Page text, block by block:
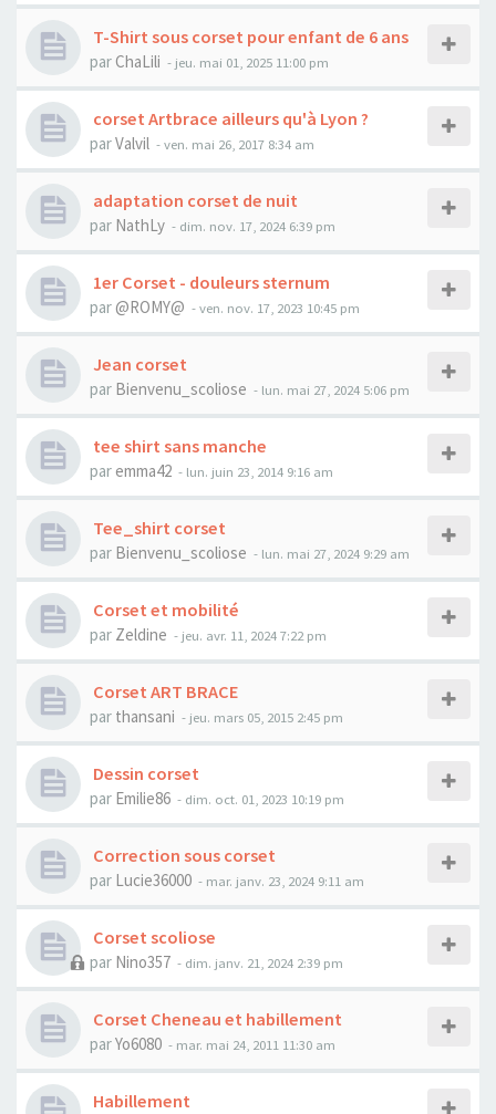
T-Shirt sous corset pour enfant de 6 ans
par ChaLili - jeu. mai 01, 2025 11:00 pm
corset Artbrace ailleurs qu'à Lyon ?
parValvil - ven. mai 26, 2017 8:34 am
adaptation corset de nuit
par NathLy - dim. nov. 17, 2024 6:39 pm
1er Corset - douleurs sternum
par@ROMY@ - ven. nov. 17, 2023 10:45 pm
Jean corset
par Bienvenu_scoliose - lun. mai 27, 2024 5:06 pm
tee shirt sans manche
par emma42 - lun. juin 23, 2014 9:16 am
Tee_shirt corset
par Bienvenu_scoliose - lun. mai 27, 2024 9:29 am
Corset et mobilité
par Zeldine - jeu. avr. 11, 2024 7:22 pm
Corset ART BRACE
par thansani - jeu. mars 05, 2015 2:45 pm
Dessin corset
par Emilie86 - dim. oct. 01, 2023 10:19 pm
Correction sous corset
par Lucie36000 - mar. janv. 23, 2024 9:11 am
Corset scoliose
par Nino357 - dim. janv. 21, 2024 2:39 pm
Corset Cheneau et habillement
parYo6080 - mar. mai 24, 2011 11:30 am
Habillement